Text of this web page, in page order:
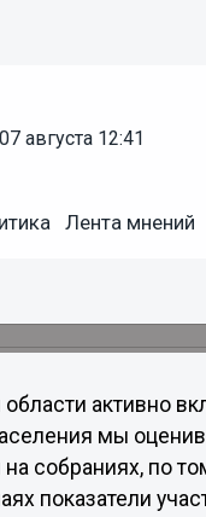
августа 12:41
Лента мнений
область
активно
мы
собраниях, по
показатели